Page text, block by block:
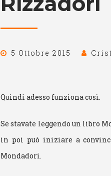
5 Ottobre 2015
Quindi adesso funziona così.
Se stavate leggendo un libro
in poi può iniziare a
Mondadori.